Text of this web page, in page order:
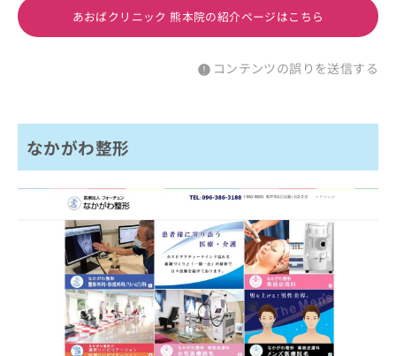
あおばクリニック 熊本院の紹介ページはこちら
コンテンツの誤りを送信する
なかがわ整形